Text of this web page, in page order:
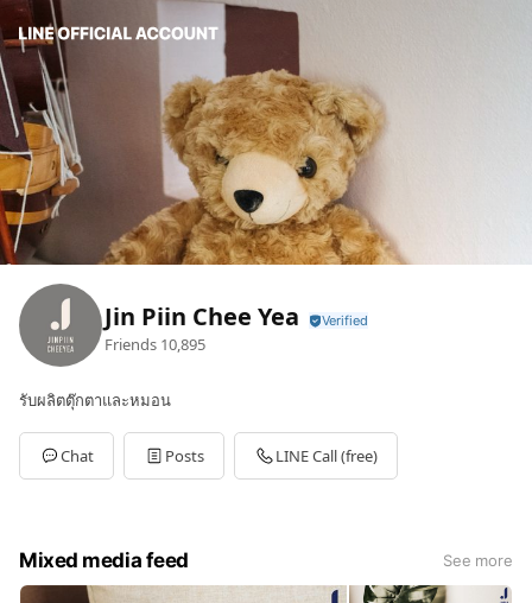
Jin Piin Chee Yea
Friends 10,895
รับผลิตตุ๊กตาและหมอน
Chat Posts LINE Call (free)
Mixed media feed See more